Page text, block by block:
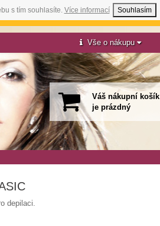
s tím souhlasíte. Více informací Souhlasím
Vše o nákupu
Váš nákupní košík
je prázdný
depilaci.